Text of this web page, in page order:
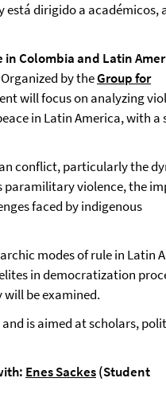
está dirigido a académicos,
Colombia and Latin
by theGroup for
will focus on analyzing
in Latin America, with a
conflict, particularly the
paramilitary violence, the
faced by indigenous
modes of rule in Latin
in democratization
be examined.
is aimed at scholars,
Enes Sackes(Student